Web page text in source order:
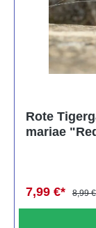
Rote
mariae
7,99 €* 8,99